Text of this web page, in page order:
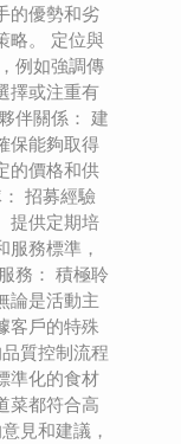
的優勢和劣
略。 定位與
例如強調傳
擇或注重有
伴關係： 建
保能夠取得
的價格和供
招募經驗
提供定期培
務標準，
務： 積極聆
論是活動主
客戶的特殊
質控制流程
準化的食材
菜都符合高
見和建議，